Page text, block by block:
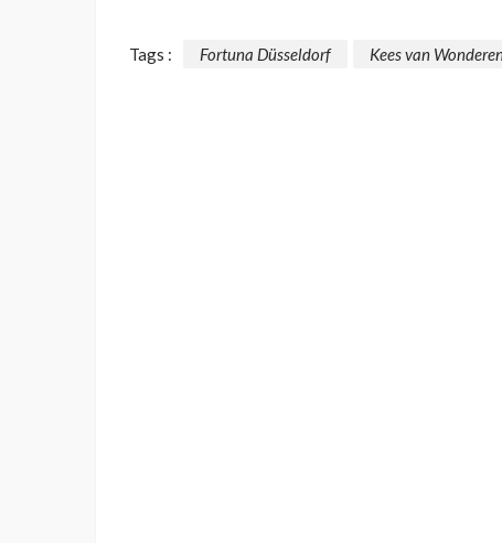
Tags : Fortuna Düsseldorf Kees van